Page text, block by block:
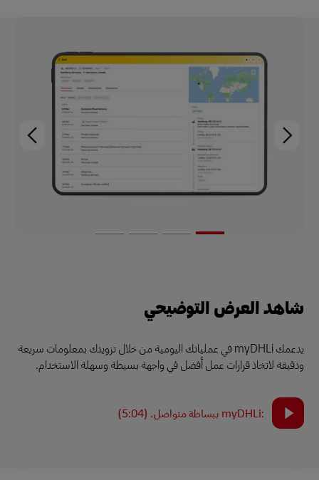
شاهد العرض التوضيحي
يدعمك myDHLi في عملياتك اليومية من خلال تزويدك بمعلومات سريعة
ودقيقة لاتخاذ قرارات عمل أفضل في واجهة بسيطة وسهلة الاستخدام.
:myDHLi ببساطة متواصل. (5:04)